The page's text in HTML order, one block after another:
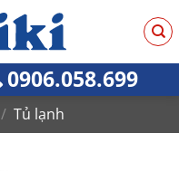
0906.058.699
/ Tủ lạnh